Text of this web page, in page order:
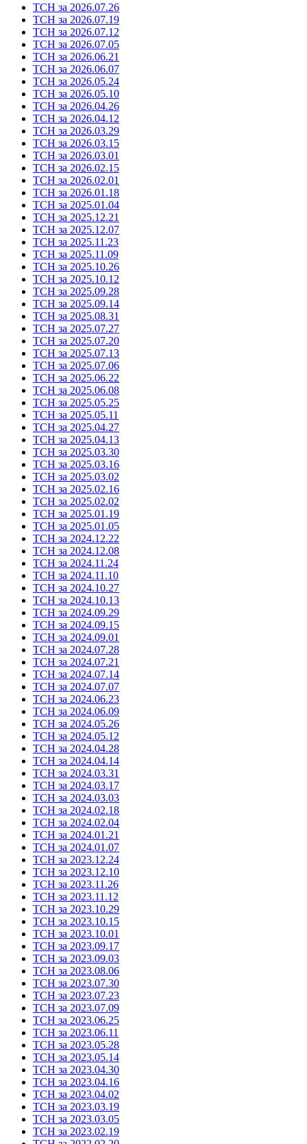
ТСН за 2026.07.26
ТСН за 2026.07.19
ТСН за 2026.07.12
ТСН за 2026.07.05
ТСН за 2026.06.21
ТСН за 2026.06.07
ТСН за 2026.05.24
ТСН за 2026.05.10
ТСН за 2026.04.26
ТСН за 2026.04.12
ТСН за 2026.03.29
ТСН за 2026.03.15
ТСН за 2026.03.01
ТСН за 2026.02.15
ТСН за 2026.02.01
ТСН за 2026.01.18
ТСН за 2025.01.04
ТСН за 2025.12.21
ТСН за 2025.12.07
ТСН за 2025.11.23
ТСН за 2025.11.09
ТСН за 2025.10.26
ТСН за 2025.10.12
ТСН за 2025.09.28
ТСН за 2025.09.14
ТСН за 2025.08.31
ТСН за 2025.07.27
ТСН за 2025.07.20
ТСН за 2025.07.13
ТСН за 2025.07.06
ТСН за 2025.06.22
ТСН за 2025.06.08
ТСН за 2025.05.25
ТСН за 2025.05.11
ТСН за 2025.04.27
ТСН за 2025.04.13
ТСН за 2025.03.30
ТСН за 2025.03.16
ТСН за 2025.03.02
ТСН за 2025.02.16
ТСН за 2025.02.02
ТСН за 2025.01.19
ТСН за 2025.01.05
ТСН за 2024.12.22
ТСН за 2024.12.08
ТСН за 2024.11.24
ТСН за 2024.11.10
ТСН за 2024.10.27
ТСН за 2024.10.13
ТСН за 2024.09.29
ТСН за 2024.09.15
ТСН за 2024.09.01
ТСН за 2024.07.28
ТСН за 2024.07.21
ТСН за 2024.07.14
ТСН за 2024.07.07
ТСН за 2024.06.23
ТСН за 2024.06.09
ТСН за 2024.05.26
ТСН за 2024.05.12
ТСН за 2024.04.28
ТСН за 2024.04.14
ТСН за 2024.03.31
ТСН за 2024.03.17
ТСН за 2024.03.03
ТСН за 2024.02.18
ТСН за 2024.02.04
ТСН за 2024.01.21
ТСН за 2024.01.07
ТСН за 2023.12.24
ТСН за 2023.12.10
ТСН за 2023.11.26
ТСН за 2023.11.12
ТСН за 2023.10.29
ТСН за 2023.10.15
ТСН за 2023.10.01
ТСН за 2023.09.17
ТСН за 2023.09.03
ТСН за 2023.08.06
ТСН за 2023.07.30
ТСН за 2023.07.23
ТСН за 2023.07.09
ТСН за 2023.06.25
ТСН за 2023.06.11
ТСН за 2023.05.28
ТСН за 2023.05.14
ТСН за 2023.04.30
ТСН за 2023.04.16
ТСН за 2023.04.02
ТСН за 2023.03.19
ТСН за 2023.03.05
ТСН за 2023.02.19